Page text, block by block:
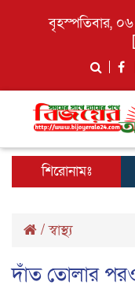
বৃহস্পতিবার,
শিরোনামঃ
/স্বাস্থ্য
দাঁত তোলার